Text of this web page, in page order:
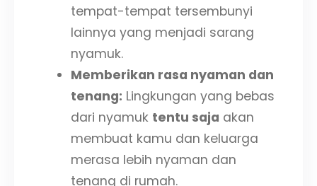
tempat-tempat tersembunyi
lainnya yang menjadi sarang
nyamuk.
Memberikan rasa nyaman dan
tenang: Lingkungan yang bebas
dari nyamuk tentu saja akan
membuat kamu dan keluarga
merasa lebih nyaman dan
tenang di rumah.